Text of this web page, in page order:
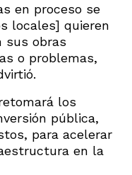
en proceso se
locales] quieren
sus obras
o problemas,
los
pública,
para acelerar
en la